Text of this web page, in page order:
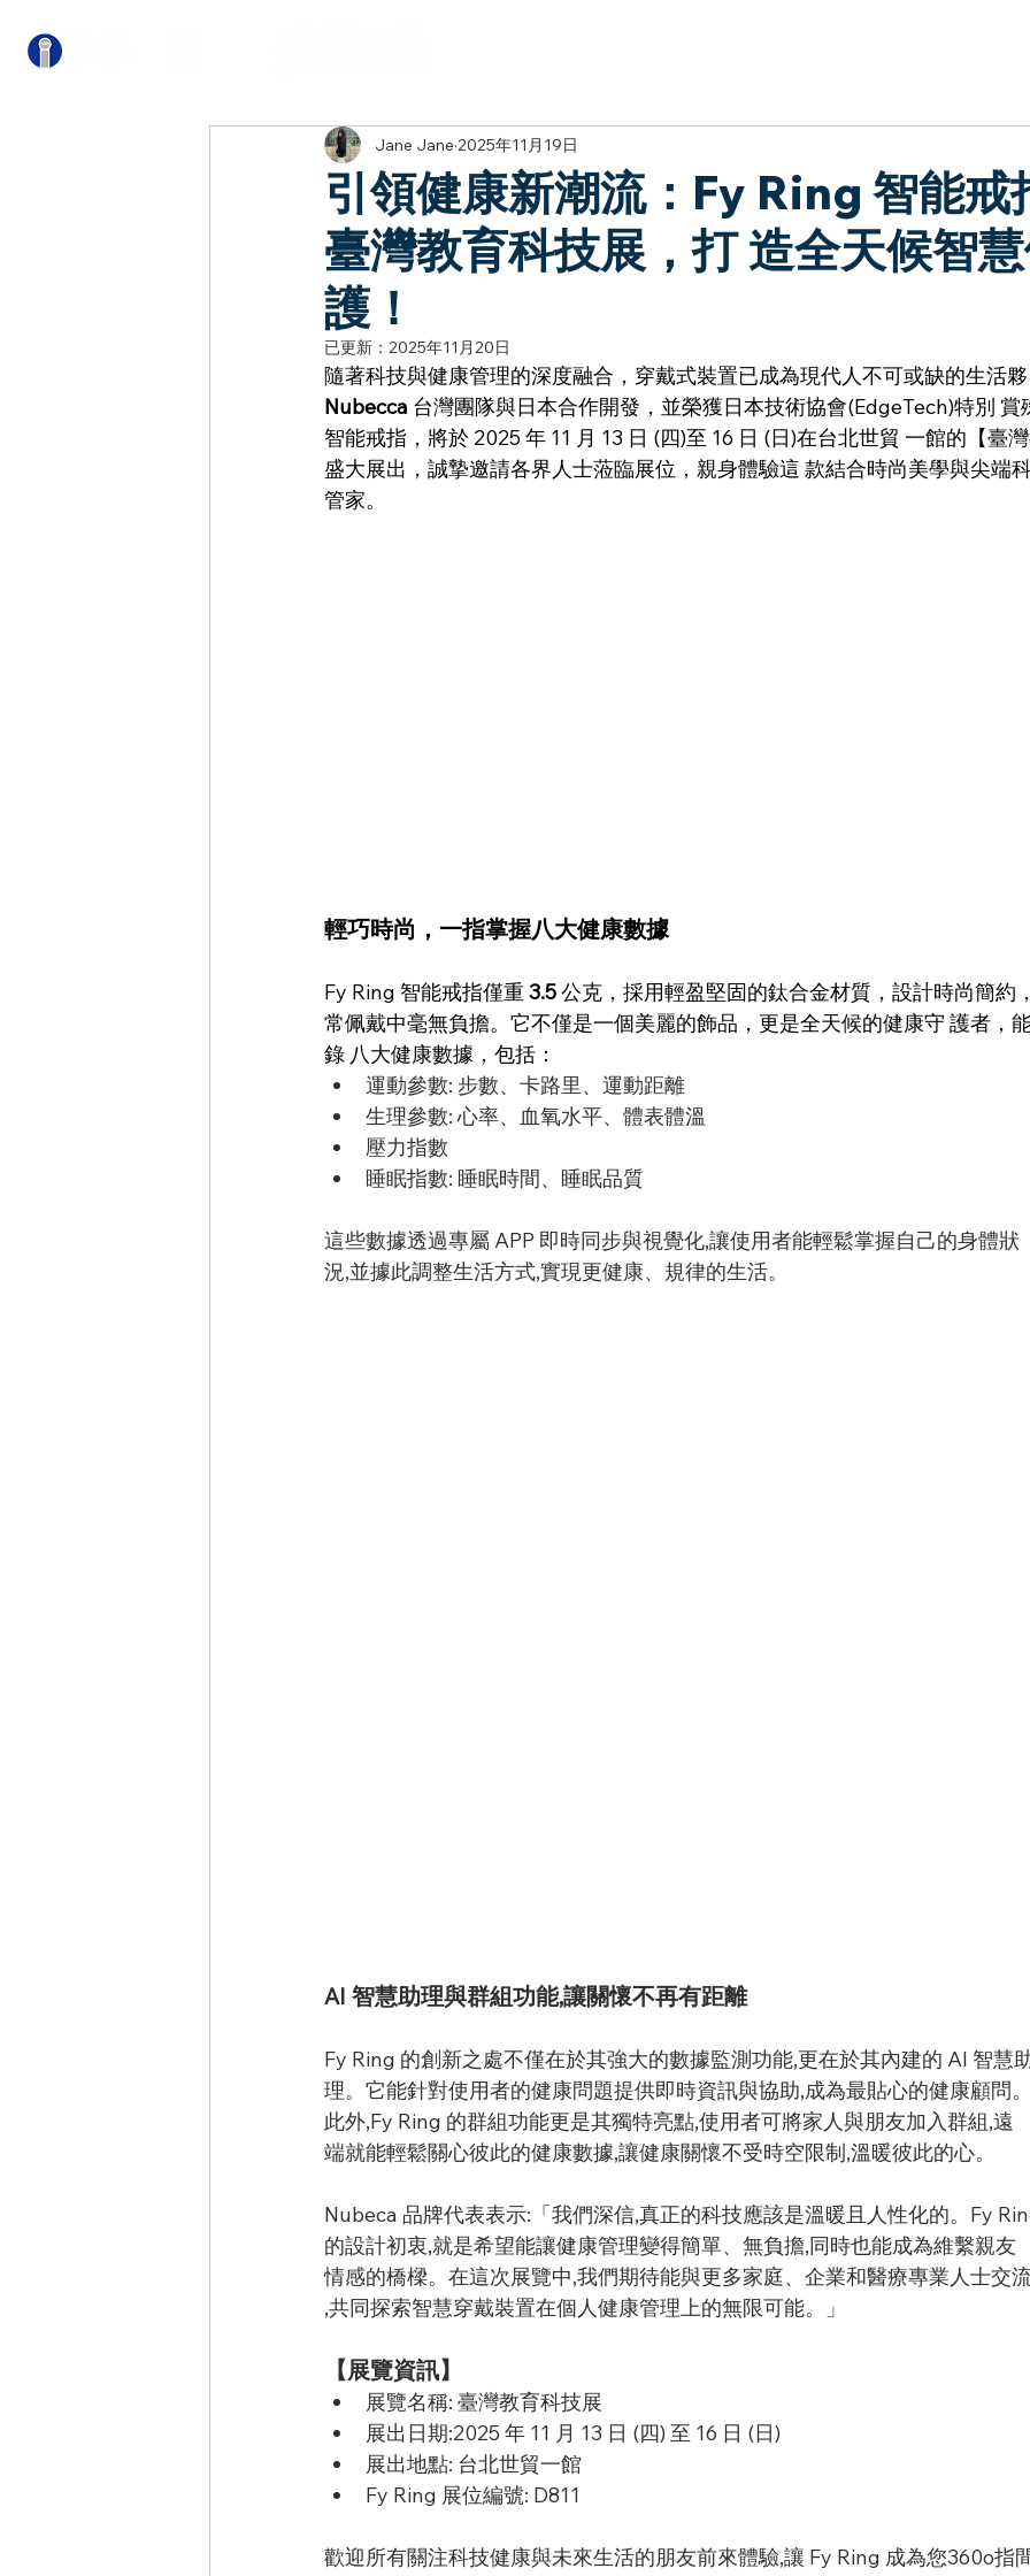
引領健康新潮流：Fy Ring 智能戒
臺灣教育科技展，打 造全天候智
護！
Jane Jane 2025年11月19日
已更新： 2025年11月20日
隨著科技與健康管理的深度融合，穿戴式裝置已成為現代人不可或缺的生活
Nubecca 台灣團隊與日本合作開發，並榮獲日本技術協會(EdgeTech)特別
智能戒指，將於 2025 年 11 月 13 日 (四)至 16 日 (日)在台北世貿 一館的【臺
盛大展出，誠摯邀請各界人士蒞臨展位，親身體驗這 款結合時尚美學與尖端
管家。
輕巧時尚，一指掌握八大健康數據
Fy Ring 智能戒指僅重 3.5 公克，採用輕盈堅固的鈦合金材質，設計時尚簡約
常佩戴中毫無負擔。它不僅是一個美麗的飾品，更是全天候的健康守 護者，
錄 八大健康數據，包括：
運動參數: 步數、卡路里、運動距離
生理參數: 心率、血氧水平、體表體溫
壓力指數
睡眠指數: 睡眠時間、睡眠品質
這些數據透過專屬 APP 即時同步與視覺化,讓使用者能輕鬆掌握自己的身體狀
況,並據此調整生活方式,實現更健康、規律的生活。
AI 智慧助理與群組功能,讓關懷不再有距離
Fy Ring 的創新之處不僅在於其強大的數據監測功能,更在於其內建的 AI 智慧
理。它能針對使用者的健康問題提供即時資訊與協助,成為最貼心的健康顧問
此外,Fy Ring 的群組功能更是其獨特亮點,使用者可將家人與朋友加入群組,遠
端就能輕鬆關心彼此的健康數據,讓健康關懷不受時空限制,溫暖彼此的心。
Nubeca 品牌代表表示:「我們深信,真正的科技應該是溫暖且人性化的。Fy
的設計初衷,就是希望能讓健康管理變得簡單、無負擔,同時也能成為維繫親友
情感的橋樑。在這次展覽中,我們期待能與更多家庭、企業和醫療專業人士交
,共同探索智慧穿戴裝置在個人健康管理上的無限可能。」
【展覽資訊】
展覽名稱: 臺灣教育科技展
展出日期:2025 年 11 月 13 日 (四) 至 16 日 (日)
展出地點: 台北世貿一館
Fy Ring 展位編號: D811
歡迎所有關注科技健康與未來生活的朋友前來體驗,讓 Fy Ring 成為您360o指